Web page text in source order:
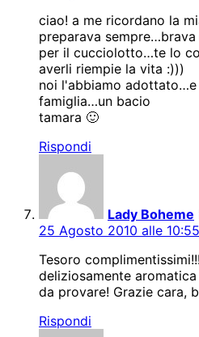
ciao! a me ricordano la
preparava
per il cucciolotto…te lo
averli riempie la vita :)))
noi l'abbiamo
famiglia…un bacio
tamara 🙂
Rispondi
Lady Boheme
25 Agosto 2010 alle 10:55
Tesoro
deliziosamente
da provare! Grazie cara,
Rispondi